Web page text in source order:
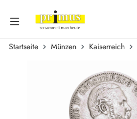
Zum Hauptinhalt springen
Startseite Münzen Kaiserreich